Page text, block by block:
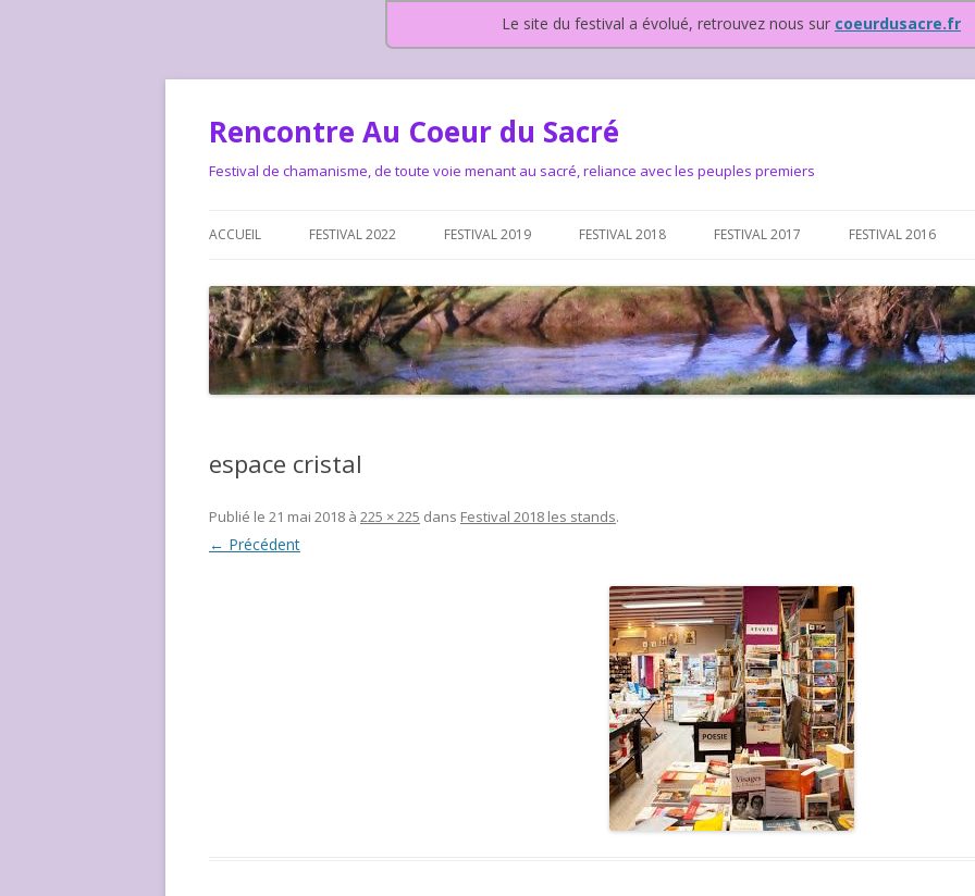
Le site du festival a évolué, retrouvez nous sur coeurdusacre.fr
Rencontre Au Coeur du Sacré
Festival de chamanisme, de toute voie menant au sacré, reliance avec les peuples premiers
ACCUEIL
LA CHARTE DU FESTIVAL
LE FESTIVAL DEPUIS 2015 – QUI
SOMMES-NOUS ?
LE FESTIVAL DEPUIS 2015…OU
ALLONS-NOUS ?
FESTIVAL 2022 FESTIVAL 2019 FESTIVAL 2018 FESTIVAL 2017 FESTIVAL 2016
espace cristal
Publié le 21 mai 2018 à 225 × 225 dans Festival 2018 les stands.
← Précédent